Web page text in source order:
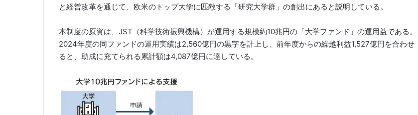
と経営改革を通じて、欧米のトップ大学に匹敵する「研究大学群」の創出にあると説明している。
本制度の原資は、JST（科学技術振興機構）が運用する規模約10兆円の「大学ファンド」の運用益である。
2024年度の同ファンドの運用実績は2,560億円の黒字を計上し、前年度からの繰越利益1,527億円を合わせ
ると、助成に充てられる累計額は4,087億円に達している。